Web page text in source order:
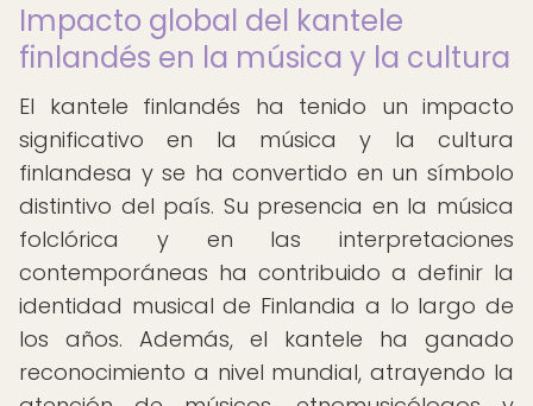
Impacto global del kantele
finlandés en la música y la cultura
El kantele finlandés ha tenido un impacto
significativo en la música y la cultura
finlandesa y se ha convertido en un símbolo
distintivo del país. Su presencia en la música
folclórica y en las interpretaciones
contemporáneas ha contribuido a definir la
identidad musical de Finlandia a lo largo de
los años. Además, el kantele ha ganado
reconocimiento a nivel mundial, atrayendo la